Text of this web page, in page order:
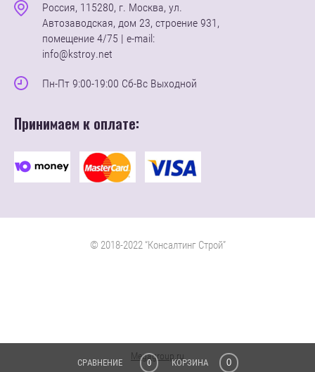
СРАВНЕНИЕ 0 КОРЗИНА 0
Россия, 115280, г. Москва, ул.
Автозаводская, дом 23, строение 931,
помещение 4/75 | e-mail:
info@kstroy.net
Пн-Пт 9:00-19:00 Сб-Вс Выходной
Принимаем к оплате:
© 2018-2022 “Консалтинг Строй”
Megagroup.ru